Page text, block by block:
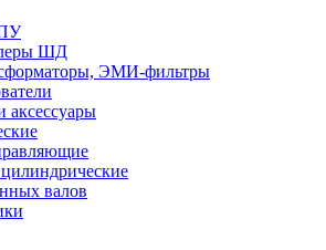
ШД
ЭМИ-фильтры
аксессуары
валов